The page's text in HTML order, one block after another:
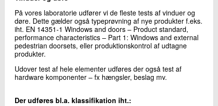
På vores laboratorie udfører vi de fleste tests af vinduer og
døre. Dette gælder også typeprøvning af nye produkter f.eks.
iht. EN 14351-1 Windows and doors – Product standard,
performance characteristics – Part 1: Windows and external
pedestrian doorsets, eller produktionskontrol af udtagne
produkter.
Udover test af hele elementer udføres der også test af
hardware komponenter – fx hængsler, beslag mv.
Der udføres bl.a. klassifikation iht.: